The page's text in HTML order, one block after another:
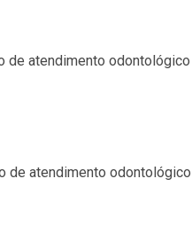
de atendimento odontológico
de atendimento odontológico